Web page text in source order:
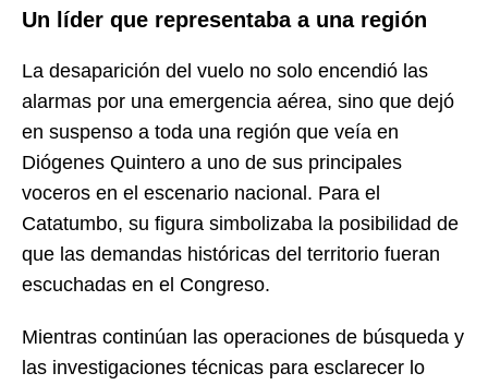
Un líder que representaba a una región
La desaparición del vuelo no solo encendió las
alarmas por una emergencia aérea, sino que dejó
en suspenso a toda una región que veía en
Diógenes Quintero a uno de sus principales
voceros en el escenario nacional. Para el
Catatumbo, su figura simbolizaba la posibilidad de
que las demandas históricas del territorio fueran
escuchadas en el Congreso.
Mientras continúan las operaciones de búsqueda y
las investigaciones técnicas para esclarecer lo